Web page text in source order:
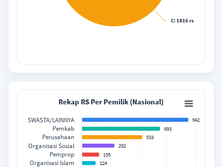
C: 1816 rs
End of interactive chart.
Rekap RS Per Pemilik (Nasional)
View as data table, Rekap RS Per Pemilik (Nasional)
The chart has 1 X axis displaying categories.
The chart has 1 Y axis displaying Values. Data ranges from 1
Rekap RS Per Pemilik (Nasional)
942
693
533
292
155
124
SWASTA/LAINNYA
Pemkab
Perusahaan
Organisasi Sosial
Pemprop
Organisasi Islam